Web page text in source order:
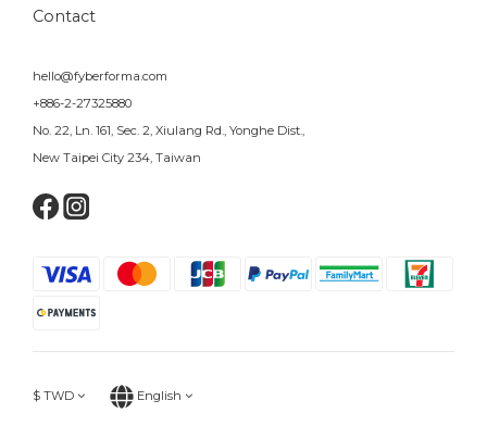
Contact
hello@fyberforma.com
+886-2-27325880
No. 22, Ln. 161, Sec. 2, Xiulang Rd., Yonghe Dist.,
New Taipei City 234, Taiwan
$ TWD English